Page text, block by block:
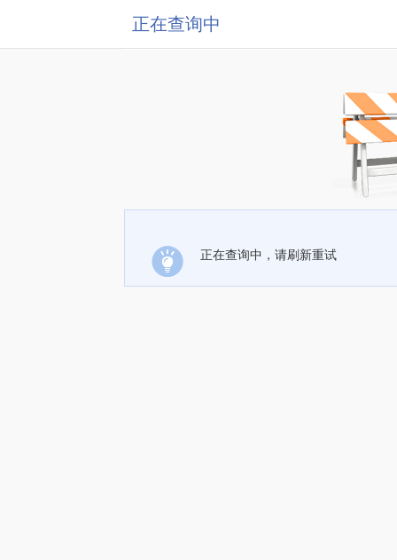
正在查询中
正在查询中，请刷新重试